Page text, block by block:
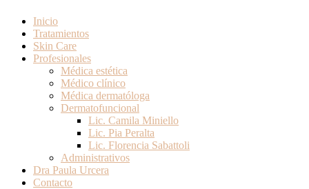
Inicio
Tratamientos
Skin Care
Profesionales
Médica estética
Médico clínico
Médica dermatóloga
Dermatofuncional
Lic. Camila Miniello
Lic. Pia Peralta
Lic. Florencia Sabattoli
Administrativos
Dra Paula Urcera
Contacto